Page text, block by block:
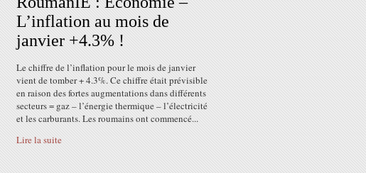
L’inflation au mois de
janvier +4.3% !
Le chiffre de l’inflation pour le mois de janvier
vient de tomber + 4.3%. Ce chiffre était prévisible
en raison des fortes augmentations dans différents
secteurs = gaz – l’énergie thermique – l’électricité
et les carburants. Les roumains ont commencé...
Lire la suite